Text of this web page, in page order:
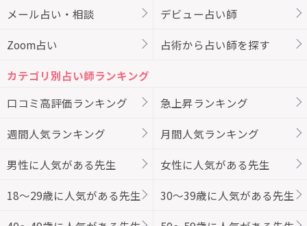
メール占い・相談 デビュー占い師
Zoom占い 占術から占い師を探す
カテゴリ別占い師ランキング
口コミ高評価ランキング
急上昇ランキング
週間人気ランキング 月間人気ランキング
男性に人気がある先生 女性に人気がある先生
18～29歳に人気がある先生 30～39歳に人気がある先生